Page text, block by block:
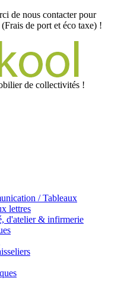
de nous contacter pour
de port et éco taxe) !
de collectivités !
/ Tableaux
lettres
d'atelier & infirmerie